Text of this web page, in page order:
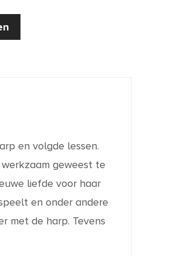
en volgde lessen.
geweest te
liefde voor haar
en onder andere
met de harp. Tevens